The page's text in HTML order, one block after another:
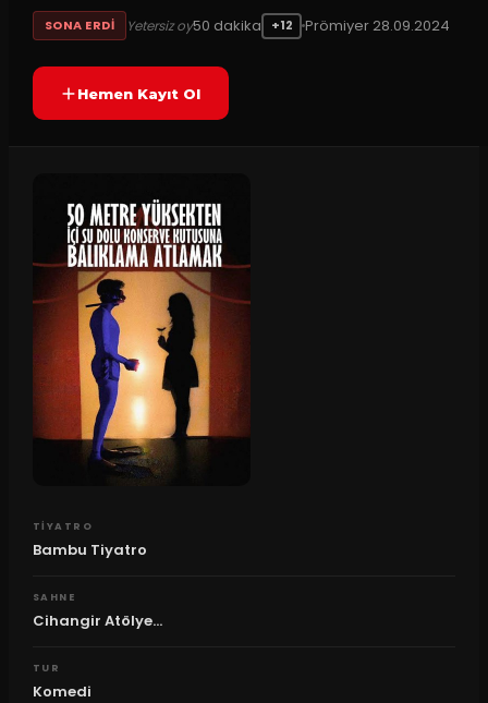
SONA ERDI Yetersiz oy50 dakika +12 Prömiyer 28.09.2024
Hemen Kayıt Ol
TIYATRO
Bambu Tiyatro
SAHNE
Cihangir Atölye...
TUR
Komedi